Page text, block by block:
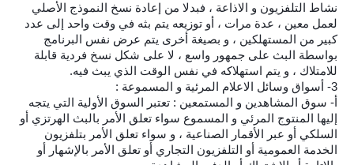
نشاط التلفزيون و الاذاعة ، فبدلا من إعادة نسخ النموذج الأصلي
لعمل معين ، عدة مرات ، أو توزيعه يتم بثه في وقت واحد إلى عدد
كبير من المستهلكين ، و بصيغة أخرى يتم عرض نفس البرنامج
بواسطة البث على جمهور واسع ، لا على شكل نسخ فردية قابلة
للامتلاك ، و يتم استهلاكه في نفس الوقت الذي يبث فيه.
3- أسواق وسائل الاعلام المرئية و المسموعة :
أ‌- سوق المشاهدين و المستمعين : تعتبر السوق الأولية التي يتجه
إليها المنتوج المرئي و المسموع سواء تعلق الأمر بالبث الهرتزي أو
السلكي أو عبر الأقمار الصناعية ، و سواء تعلق الأمر بتلفزيون
الخدمة العمومية أو التلفزيون التجاري أو تعلق الأمر بالإشهار أو